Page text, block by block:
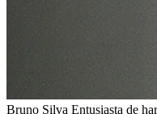
Bruno Silva Entusiasta de